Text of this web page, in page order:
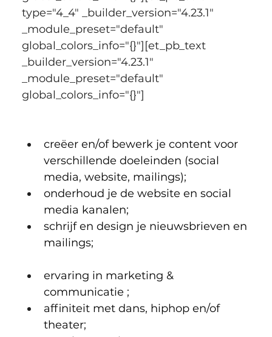
type="4_4" _builder_version="4.23.1"
_module_preset="default"
global_colors_info="{}"][et_pb_text
_builder_version="4.23.1"
_module_preset="default"
global_colors_info="{}"]
creëer en/of bewerk je content voor
verschillende doeleinden (social
media, website, mailings);
onderhoud je de website en social
media kanalen;
schrijf en design je nieuwsbrieven en
mailings;
ervaring in marketing &
communicatie ;
affiniteit met dans, hiphop en/of
theater;